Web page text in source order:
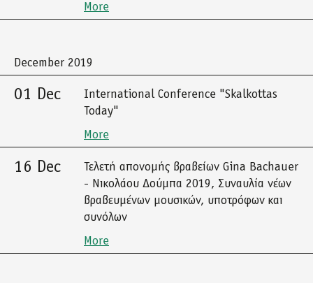
More
December 2019
01 Dec
International Conference "Skalkottas
Today"
More
16 Dec
Τελετή απονομής βραβείων Gina Bachauer
- Νικολάου Δούμπα 2019, Συναυλία νέων
βραβευμένων μουσικών, υποτρόφων και
συνόλων
More